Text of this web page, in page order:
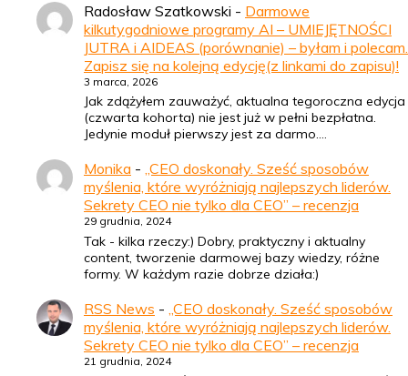
Radosław Szatkowski - Darmowe
kilkutygodniowe programy AI – UMIEJĘTNOŚCI
JUTRA i AIDEAS (porównanie) – byłam i polecam.
Zapisz się na kolejną edycję(z linkami do zapisu)!
3 marca, 2026
Jak zdążyłem zauważyć, aktualna tegoroczna edycja
(czwarta kohorta) nie jest już w pełni bezpłatna.
Jedynie moduł pierwszy jest za darmo.…
Monika - „CEO doskonały. Sześć sposobów
myślenia, które wyróżniają najlepszych liderów.
Sekrety CEO nie tylko dla CEO” – recenzja
29 grudnia, 2024
Tak - kilka rzeczy:) Dobry, praktyczny i aktualny
content, tworzenie darmowej bazy wiedzy, różne
formy. W każdym razie dobrze działa:)
RSS News - „CEO doskonały. Sześć sposobów
myślenia, które wyróżniają najlepszych liderów.
Sekrety CEO nie tylko dla CEO” – recenzja
21 grudnia, 2024